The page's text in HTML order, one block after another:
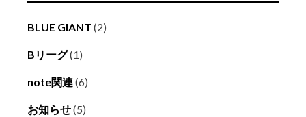
BLUE GIANT (2)
Bリーグ(1)
note関連(6)
お知らせ(5)